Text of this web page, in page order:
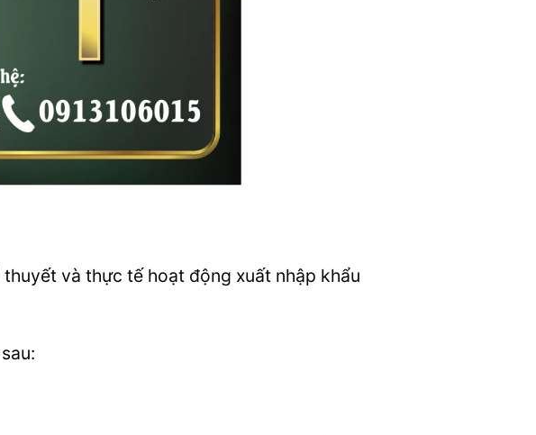
và thực tế hoạt động xuất nhập khẩu